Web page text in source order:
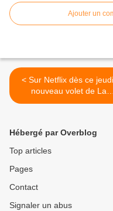
Ajouter un
< Sur Netflix dès ce jeudi,
nouveau volet de La
Princesse de Chicago,
Hébergé par Overblog
Top articles
Pages
Contact
Signaler un abus